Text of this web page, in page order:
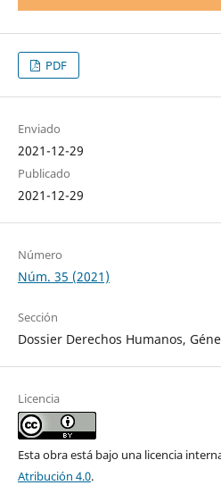
PDF
Enviado
2021-12-29
Publicado
2021-12-29
Número
Núm. 35 (2021)
Sección
Dossier Derechos Humanos,
Licencia
Esta obra está bajo una licencia
Atribución 4.0.